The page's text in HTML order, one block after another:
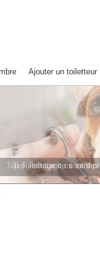
Ajouter un toiletteur
Top Toilettage ce sont
Top Toilettage ce sont